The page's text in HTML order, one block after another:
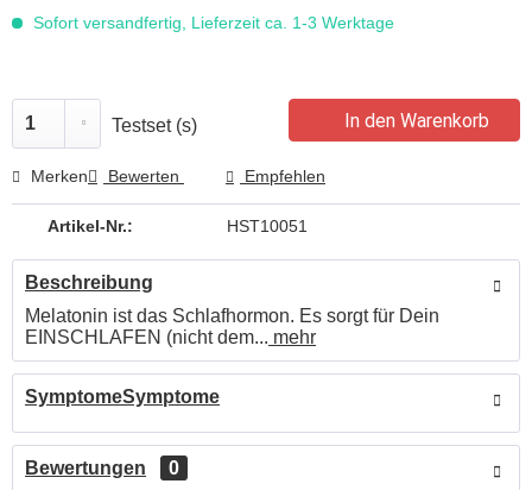
Sofort versandfertig, Lieferzeit ca. 1-3 Werktage
Testset (s) In den Warenkorb
Merken Bewerten Empfehlen
Artikel-Nr.: HST10051
Beschreibung
Melatonin ist das Schlafhormon. Es sorgt für Dein
EINSCHLAFEN (nicht dem... mehr
SymptomeSymptome
Bewertungen
0